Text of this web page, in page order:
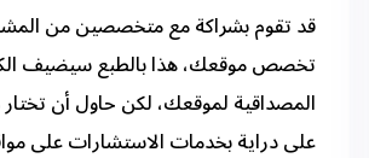
قد تقوم بشراكة مع متخصصين من
تخصص موقعك، هذا بالطبع سيضيف
المصداقية لموقعك، لكن حاول أن
على دراية بخدمات الاستشارات على